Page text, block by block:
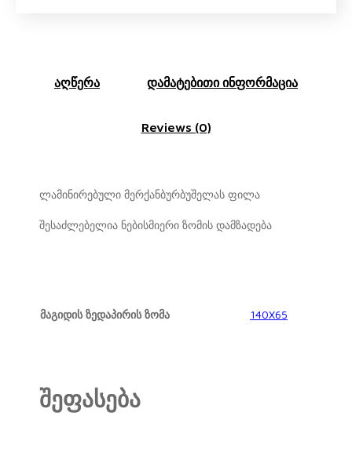
აღწერა დამატებითი ინფორმაცია
Reviews (0)
ლამინირებული მერქანბურბუშელას ფილა
შესაძლებელია ნებისმიერი ზომის დამზადება
მაგიდის ზედაპირის ზომა 140X65
შეფასება